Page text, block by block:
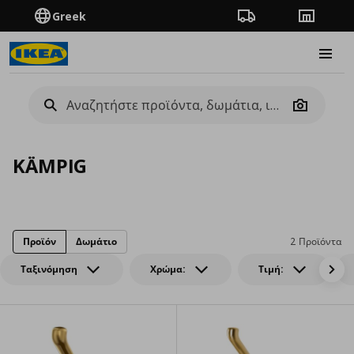
Greek Πορεία παραγγελίας
Camera
KÄMPIG
Ταξινόμηση Χρώμα: Τιμή:
2 Προϊόντα
Προϊόν Δωμάτιο